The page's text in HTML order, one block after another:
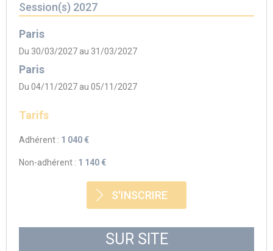
Session(s) 2027
Paris
Du 30/03/2027 au 31/03/2027
Paris
Du 04/11/2027 au 05/11/2027
Tarifs
Adhérent : 1 040 €
Non-adhérent : 1 140 €
S'INSCRIRE
SUR SITE